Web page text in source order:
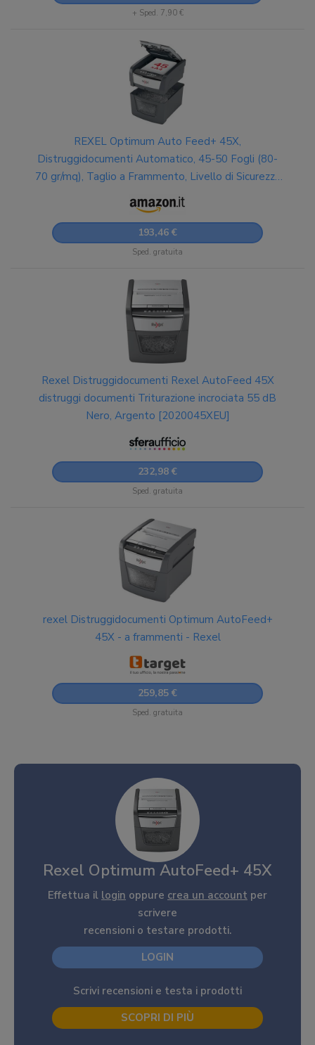
+ Sped. 7,90 €
REXEL Optimum Auto Feed+ 45X,
Distruggidocumenti Automatico, 45-50 Fogli (80-
70 gr/mq), Taglio a Frammento, Livello di Sicurezza
P-4, per la Casa e per l'Ufficio, Capacità 20 Litri,
2020045XEU
193,46 €
Sped. gratuita
Rexel Distruggidocumenti Rexel AutoFeed 45X
distruggi documenti Triturazione incrociata 55 dB
Nero, Argento [2020045XEU]
232,98 €
Sped. gratuita
rexel Distruggidocumenti Optimum AutoFeed+
45X - a frammenti - Rexel
259,85 €
Sped. gratuita
Rexel Optimum AutoFeed+ 45X
Effettua il login oppure crea un account per
scrivere
recensioni o testare prodotti.
LOGIN
Scrivi recensioni e testa i prodotti
SCOPRI DI PIÙ